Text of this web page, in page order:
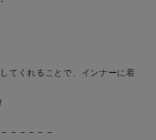
てくれることで、インナーに着
－－－－－